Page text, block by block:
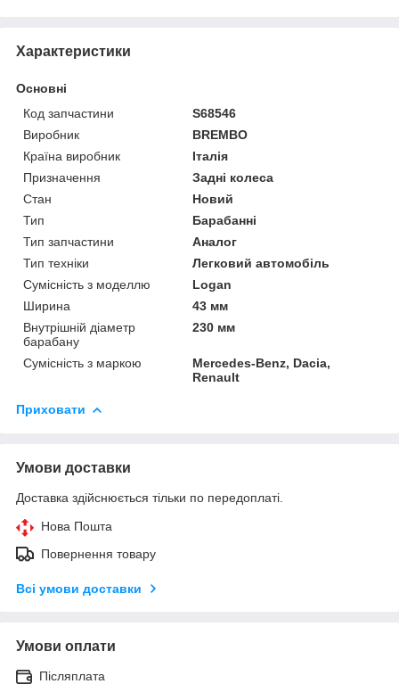
Характеристики
Основні
Код запчастини
S68546
Виробник
BREMBO
Країна виробник
Італія
Призначення
Задні колеса
Стан
Новий
Тип
Барабанні
Тип запчастини
Аналог
Тип техніки
Легковий автомобіль
Сумісність з моделлю
Logan
Ширина
43 мм
Внутрішній діаметр
барабану
230 мм
Сумісність з маркою
Mercedes-Benz, Dacia,
Renault
Приховати
Умови доставки
Доставка здійснюється тільки по передоплаті.
Нова Пошта
Повернення товару
Всі умови доставки
Умови оплати
Післяплата